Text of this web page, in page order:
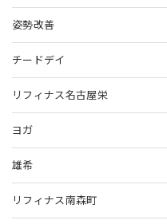
姿勢改善
チードデイ
リフィナス名古屋栄
ヨガ
雄希
リフィナス南森町